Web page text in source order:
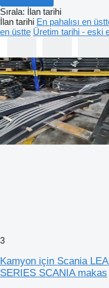
Sırala: İlan tarihi
İlan tarihi En pahalısı en
en üstte Üretim tarihi - eski
3
Kamyon için Scania
SERIES SCANIA makas